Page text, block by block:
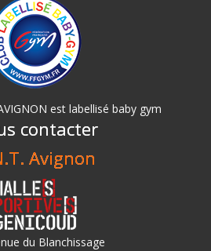
est labellisé baby gym
contacter
Avignon
du Blanchissage